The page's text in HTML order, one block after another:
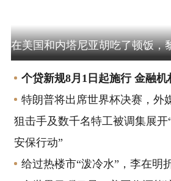
个贷新规8月1日起施行 金融机
特朗普将出席世界杯决赛，外
狙击手及数千名特工被调集展开
安保行动”
给过热楼市“泼冷水”，李在明